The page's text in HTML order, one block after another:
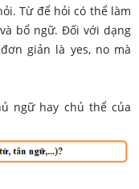
Từ để hỏi có thể làm
bổ ngữ. Đối với dạng
giản là yes, no mà
ngữ hay chủ thể của